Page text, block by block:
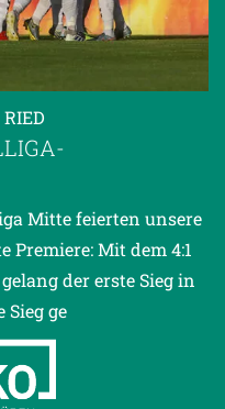
Mitte feierten unsere
Premiere: Mit dem 4:1
der erste Sieg in
Sieg ge